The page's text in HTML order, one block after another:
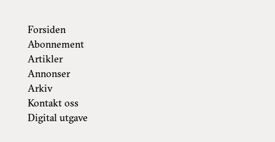
Forsiden
Abonnement
Artikler
Annonser
Arkiv
Kontakt oss
Digital utgave